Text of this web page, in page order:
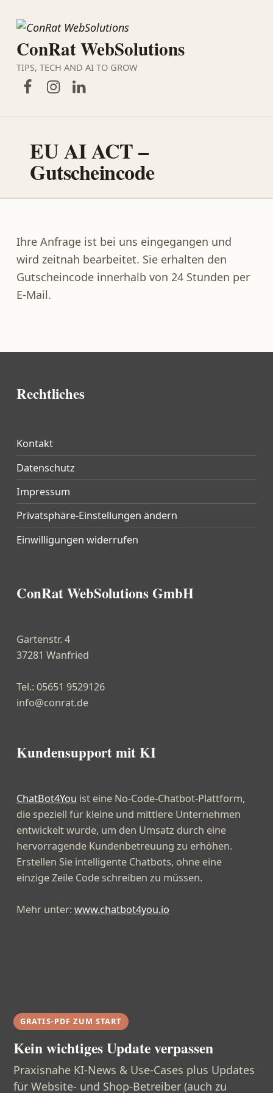
ConRat WebSolutions
TIPS, TECH AND AI TO GROW
Facebook
Instagram
LinkedIn
EU AI ACT –
Gutscheincode
Ihre Anfrage ist bei uns eingegangen und
wird zeitnah bearbeitet. Sie erhalten den
Gutscheincode innerhalb von 24 Stunden per
E-Mail.
Rechtliches
Kontakt
Datenschutz
Impressum
Privatsphäre-Einstellungen ändern
Einwilligungen widerrufen
ConRat WebSolutions GmbH
Gartenstr. 4
37281 Wanfried
Tel.: 05651 9529126
info@conrat.de
Kundensupport mit KI
ChatBot4You ist eine No-Code-Chatbot-Plattform,
die speziell für kleine und mittlere Unternehmen
entwickelt wurde, um den Umsatz durch eine
hervorragende Kundenbetreuung zu erhöhen.
Erstellen Sie intelligente Chatbots, ohne eine
einzige Zeile Code schreiben zu müssen.
Mehr unter: www.chatbot4you.io
GRATIS-PDF ZUM START
Kein wichtiges Update verpassen
Praxisnahe KI-News & Use-Cases plus Updates
für Website- und Shop-Betreiber (auch zu